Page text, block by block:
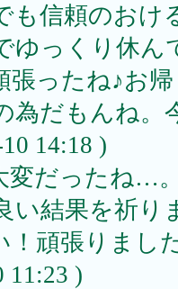
も信頼のおけ
ゆっくり休
張ったね♪お
為だもんね
14:18 )
変だったね…
い結果を祈り
！頑張りまし
11:23 )